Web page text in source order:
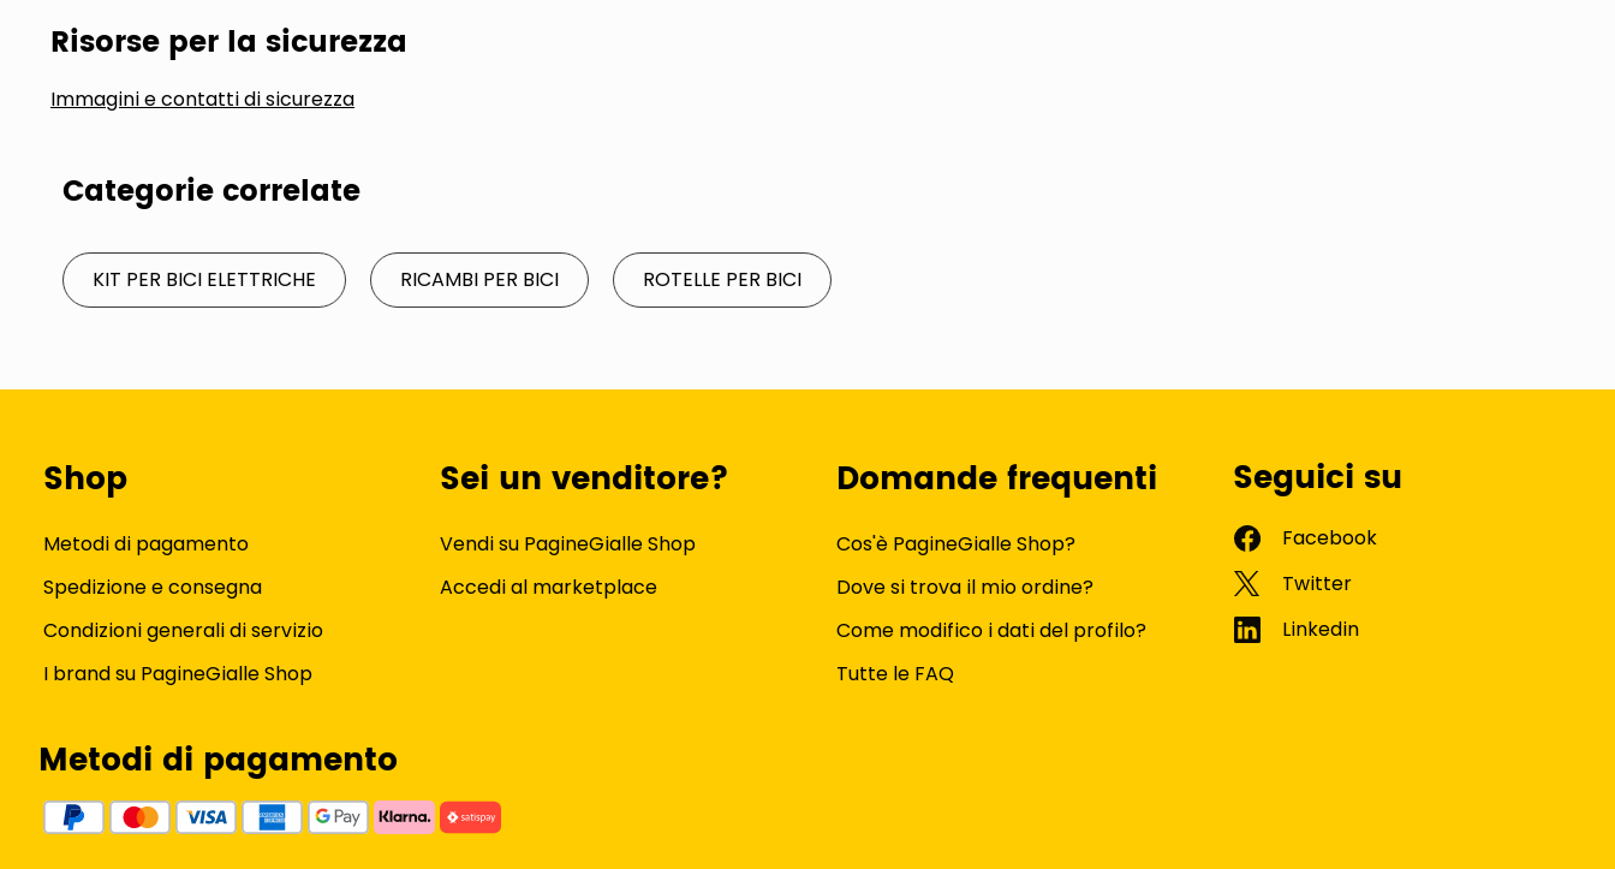
Risorse per la sicurezza
Immagini e contatti di sicurezza
Categorie correlate
KIT PER BICI ELETTRICHE RICAMBI PER BICI ROTELLE PER BICI
Shop
Metodi di pagamento
Spedizione e consegna
Condizioni generali di servizio
I brand su PagineGialle Shop
Sei un venditore?
Vendi su PagineGialle Shop
Accedi al marketplace
Domande frequenti
Cos'è PagineGialle Shop?
Dove si trova il mio ordine?
Come modifico i dati del profilo?
Tutte le FAQ
Seguici su
Metodi di pagamento